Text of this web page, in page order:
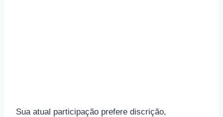
Sua atual participação prefere discrição,